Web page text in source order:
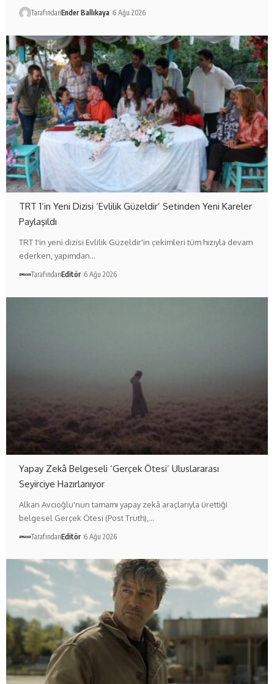
TarafındanEnder Ballıkaya 6 Ağu 2026
TRT 1’in Yeni Dizisi ‘Evlilik Güzeldir’ Setinden Yeni Kareler
Paylaşıldı
TRT 1'in yeni dizisi Evlilik Güzeldir'in çekimleri tüm hızıyla devam
ederken, yapımdan…
TarafındanEditör 6 Ağu 2026
Yapay Zekâ Belgeseli ‘Gerçek Ötesi’ Uluslararası
Seyirciye Hazırlanıyor
Alkan Avcıoğlu'nun tamamı yapay zekâ araçlarıyla ürettiği
belgesel Gerçek Ötesi (Post Truth),…
TarafındanEditör 6 Ağu 2026